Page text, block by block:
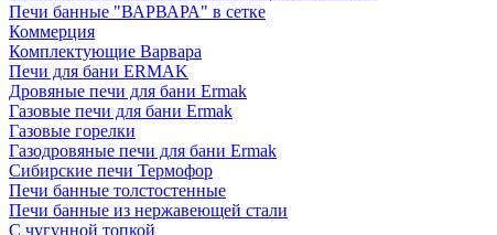
Печи банные "ВАРВАРА" в сетке
Коммерция
Комплектующие Варвара
Печи для бани ERMAK
Дровяные печи для бани Ermak
Газовые печи для бани Ermak
Газовые горелки
Газодровяные печи для бани Ermak
Сибирские печи Термофор
Печи банные толстостенные
Печи банные из нержавеющей стали
С чугунной топкой